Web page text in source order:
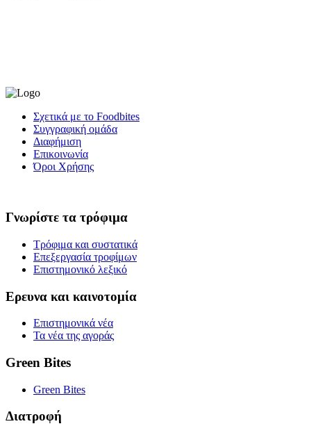
Σχετικά με το Foodbites
Συγγραφική ομάδα
Διαφήμιση
Επικοινωνία
Όροι Χρήσης
Γνωρίστε τα τρόφιμα
Τρόφιμα και συστατικά
Επεξεργασία τροφίμων
Επιστημονικό λεξικό
Ερευνα και καινοτομία
Επιστημονικά νέα
Τα νέα της αγοράς
Green Bites
Green Bites
Διατροφή